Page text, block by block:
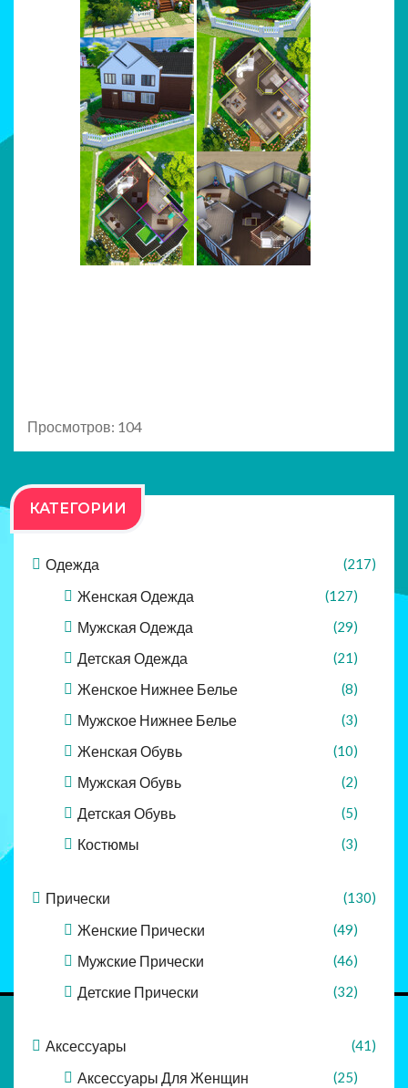
Просмотров: 104
КАТЕГОРИИ
Одежда (217)
Женская Одежда (127)
Мужская Одежда (29)
Детская Одежда (21)
Женское Нижнее Белье (8)
Мужское Нижнее Белье (3)
Женская Обувь (10)
Мужская Обувь (2)
Детская Обувь (5)
Костюмы (3)
Прически (130)
Женские Прически (49)
Мужские Прически (46)
Детские Прически (32)
Аксессуары (41)
Аксессуары Для Женщин (25)